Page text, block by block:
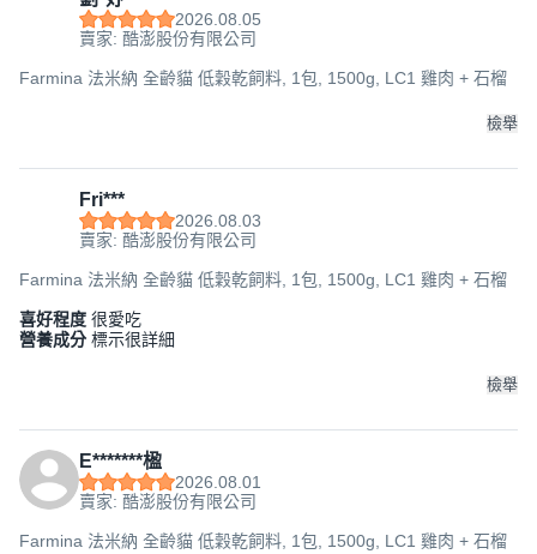
2026.08.05
賣家: 酷澎股份有限公司
Farmina 法米納 全齡貓 低穀乾飼料, 1包, 1500g, LC1 雞肉 + 石榴
檢舉
Fri***
2026.08.03
賣家: 酷澎股份有限公司
Farmina 法米納 全齡貓 低穀乾飼料, 1包, 1500g, LC1 雞肉 + 石榴
喜好程度 很愛吃
營養成分 標示很詳細
檢舉
E*******楹
2026.08.01
賣家: 酷澎股份有限公司
Farmina 法米納 全齡貓 低穀乾飼料, 1包, 1500g, LC1 雞肉 + 石榴